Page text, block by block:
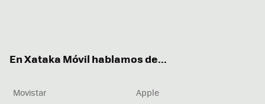
En Xataka Móvil hablamos de...
Movistar
Apple